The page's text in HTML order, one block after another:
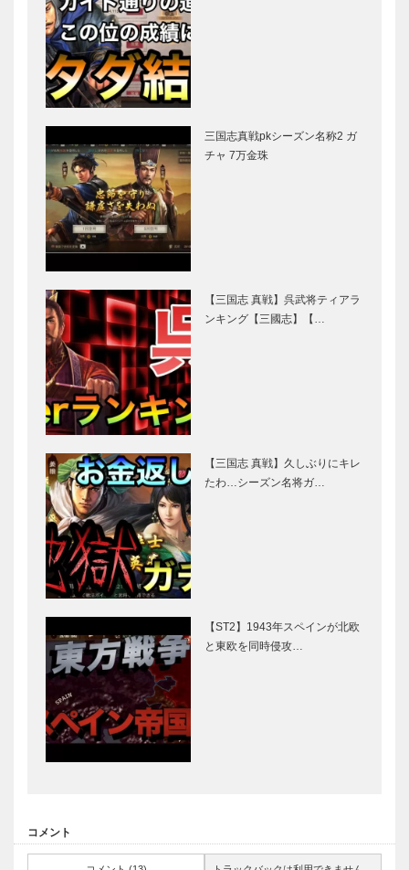
三国志真戦pkシーズン名称2 ガ
チャ 7万金珠
【三国志 真戦】呉武将ティアラ
ンキング【三國志】【…
【三国志 真戦】久しぶりにキレ
たわ…シーズン名将ガ…
【ST2】1943年スペインが北欧
と東欧を同時侵攻…
コメント